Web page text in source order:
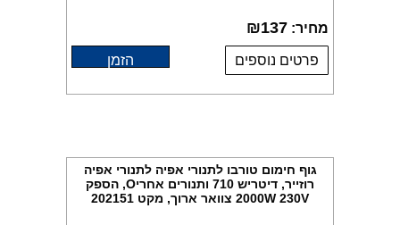
מחיר: ₪137
פרטים נוספים הזמן
גוף חימום טורבו לתנורי אפיה לתנורי אפיה
רוזייר, דיטריש 710 ותנורים אחריO, הספק
2000W 230V צוואר ארוך, מקט 202151